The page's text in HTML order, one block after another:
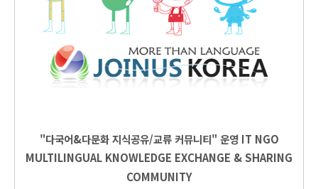
"다국어&다문화 지식공유/교류 커뮤니티" 운영 IT NGO
MULTILINGUAL KNOWLEDGE EXCHANGE & SHARING
COMMUNITY